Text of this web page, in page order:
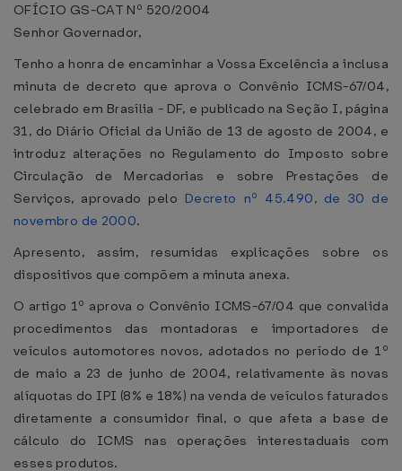
OFÍCIO GS-CAT Nº 520/2004
Senhor Governador,
Tenho a honra de encaminhar a Vossa Excelência a inclusa
minuta de decreto que aprova o Convênio ICMS-67/04,
celebrado em Brasília - DF, e publicado na Seção I, página
31, do Diário Oficial da União de 13 de agosto de 2004, e
introduz alterações no Regulamento do Imposto sobre
Circulação de Mercadorias e sobre Prestações de
Serviços, aprovado pelo Decreto nº 45.490, de 30 de
novembro de 2000.
Apresento, assim, resumidas explicações sobre os
dispositivos que compõem a minuta anexa.
O artigo 1º aprova o Convênio ICMS-67/04 que convalida
procedimentos das montadoras e importadores de
veículos automotores novos, adotados no período de 1º
de maio a 23 de junho de 2004, relativamente às novas
alíquotas do IPI (8% e 18%) na venda de veículos faturados
diretamente a consumidor final, o que afeta a base de
cálculo do ICMS nas operações interestaduais com
esses produtos.